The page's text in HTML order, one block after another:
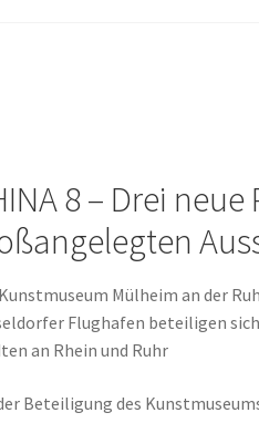
8 – Drei
Mülheim an der
Flughafen beteiligen
an Rhein und Ruhr
Beteiligung des